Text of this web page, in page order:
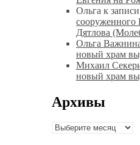
Ольга к записи
сооруженного
Дятлова
Ольга
новый храм
Михаил
новый храм
Архивы
Архивы